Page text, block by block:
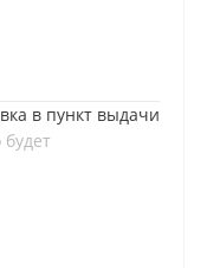
в пункт выдачи